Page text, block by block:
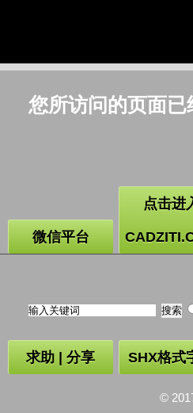
您所访问的页面
微信平台
点击进
求助 | 分享 SHX格式
©